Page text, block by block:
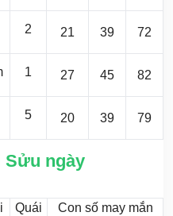
2 21 39 72
1 27 45 82
5 20 39 79
Sửu ngày
Quái
Con số may mắn